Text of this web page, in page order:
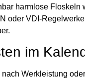
harmlose Floskeln
oder VDI-
im
Werkleistung